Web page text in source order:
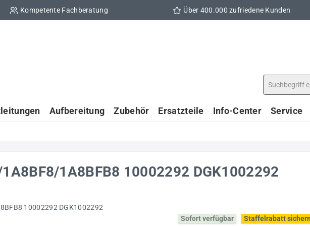
Kompetente Fachberatung Über 400.000 zufriedene Kunden
Aufbereitung Zubehör Ersatzteile Info-Center Service
1A8BFB8 10002292 DGK1002292
Sofort verfügbar
Staffelrabatt sichern